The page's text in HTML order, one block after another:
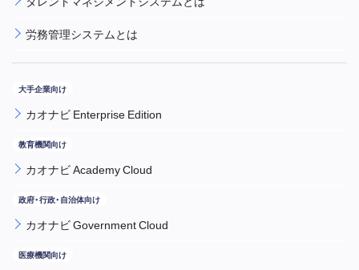
労務管理システムとは
カオナビ Enterprise Edition
カオナビ Academy Cloud
カオナビ Government Cloud